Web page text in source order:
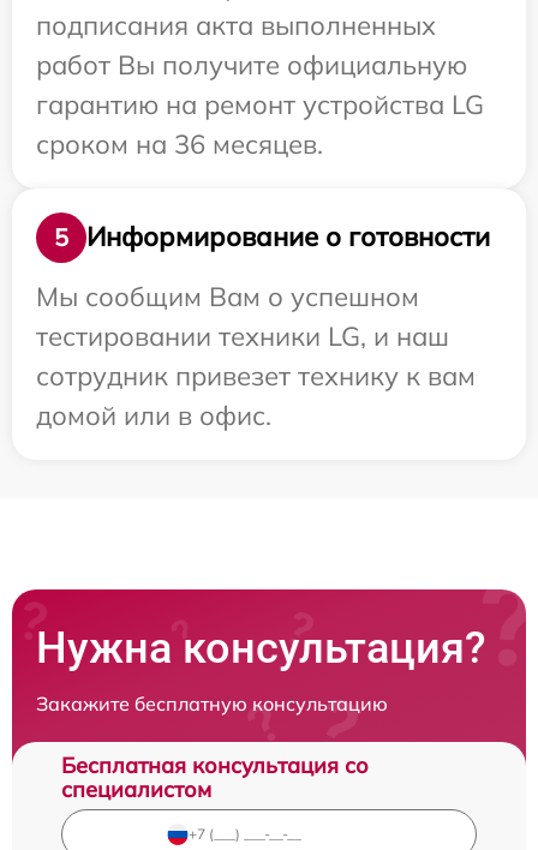
подписания акта выполненных
работ Вы получите официальную
гарантию на ремонт устройства LG
сроком на 36 месяцев.
5
Информирование о готовности
Мы сообщим Вам о успешном
тестировании техники LG, и наш
сотрудник привезет технику к вам
домой или в офис.
Нужна консультация?
Закажите бесплатную консультацию
Бесплатная консультация со
специалистом